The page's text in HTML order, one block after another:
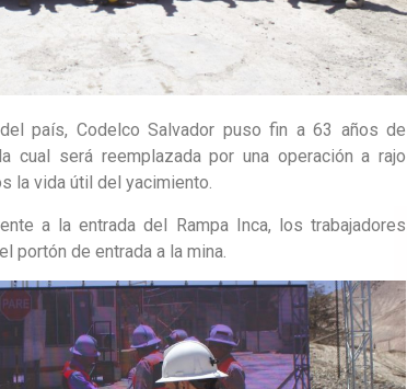
país, Codelco Salvador puso fin a 63 años de
cual será reemplazada por una operación a rajo
la vida útil del yacimiento.
a la entrada del Rampa Inca, los trabajadores
portón de entrada a la mina.